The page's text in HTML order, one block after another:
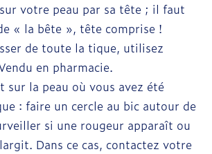
votre peau par sa tête ; il faut
« la bête », tête comprise !
de toute la tique, utilisez
en pharmacie.
sur la peau où vous avez été
: faire un cercle au bic autour de
si une rougeur apparaît ou
Dans ce cas, contactez votre